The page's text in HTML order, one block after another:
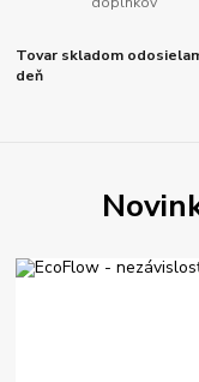
Tovar skladom
deň